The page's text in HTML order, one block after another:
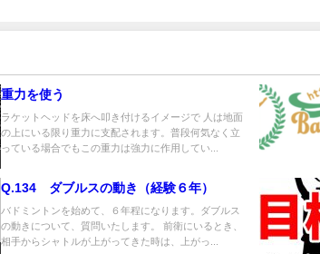
重力を使う
ラケットヘッドを床へ叩き付けるイメージで 人は地面
の上にいる限り重力に支配されます。普段何気なく立
っている場合でもこの重力は強力に作用してい...
Q.134 ダブルスの動き（経験６年）
バドミントンを始めて、６年程になります。ダブルス
の動きについて、質問いたします。 前衛にいるとき、
相手からシャトルが上がってきた時は、上がっ...